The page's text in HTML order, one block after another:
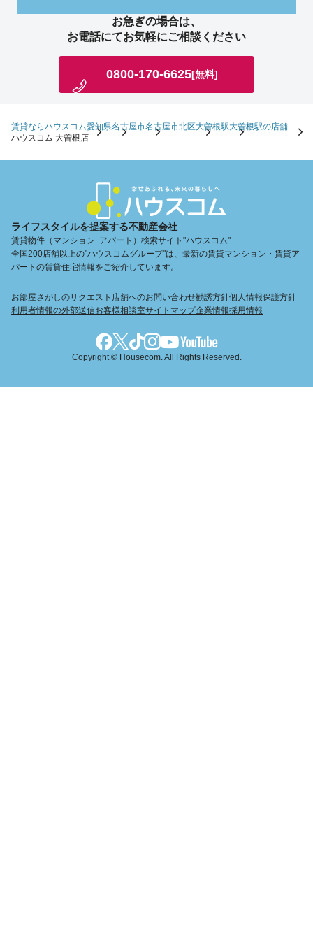
お急ぎの場合は、
お電話にてお気軽にご相談ください
0800-170-6625[無料]
賃貸ならハウスコム愛知県名古屋市名古屋市北区大曽根駅大曽根駅の店舗
ハウスコム 大曽根店
ライフスタイルを提案する不動産会社
賃貸物件（マンション･アパート）検索サイト"ハウスコム"
全国200店舗以上の"ハウスコムグループ"は、最新の賃貸マンション・賃貸ア
パートの賃貸住宅情報をご紹介しています。
お部屋さがしのリクエスト 店舗へのお問い合わせ勧誘方針個人情報保護方針
利用者情報の外部送信お客様相談室サイトマップ企業情報採用情報
Copyright © Housecom. All Rights Reserved.